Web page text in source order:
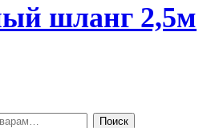
шланг 2,5м
Поиск